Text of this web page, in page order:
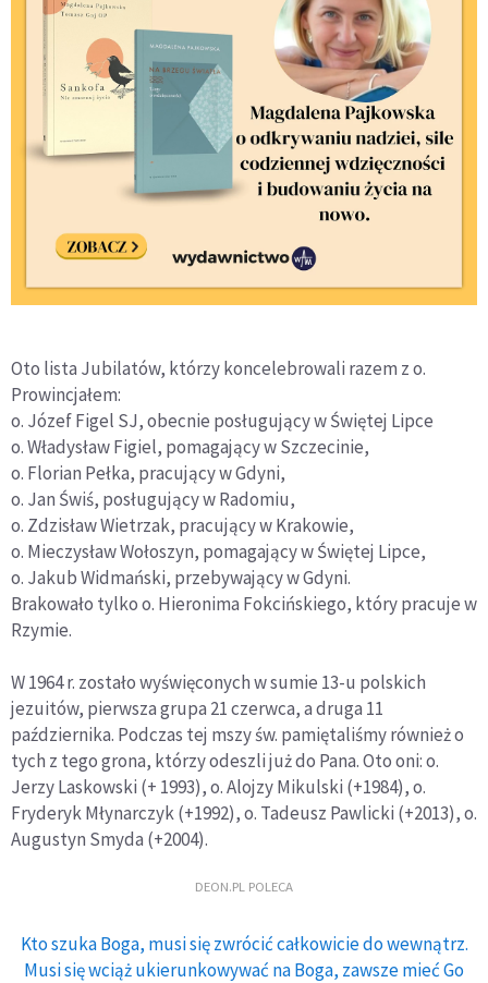
Oto lista Jubilatów, którzy koncelebrowali razem z o.
Prowincjałem:
o. Józef Figel SJ, obecnie posługujący w Świętej Lipce
o. Władysław Figiel, pomagający w Szczecinie,
o. Florian Pełka, pracujący w Gdyni,
o. Jan Świś, posługujący w Radomiu,
o. Zdzisław Wietrzak, pracujący w Krakowie,
o. Mieczysław Wołoszyn, pomagający w Świętej Lipce,
o. Jakub Widmański, przebywający w Gdyni.
Brakowało tylko o. Hieronima Fokcińskiego, który pracuje w
Rzymie.
W 1964 r. zostało wyświęconych w sumie 13-u polskich
jezuitów, pierwsza grupa 21 czerwca, a druga 11
października. Podczas tej mszy św. pamiętaliśmy również o
tych z tego grona, którzy odeszli już do Pana. Oto oni: o.
Jerzy Laskowski (+ 1993), o. Alojzy Mikulski (+1984), o.
Fryderyk Młynarczyk (+1992), o. Tadeusz Pawlicki (+2013), o.
Augustyn Smyda (+2004).
DEON.PL POLECA
Kto szuka Boga, musi się zwrócić całkowicie do wewnątrz.
Musi się wciąż ukierunkowywać na Boga, zawsze mieć Go